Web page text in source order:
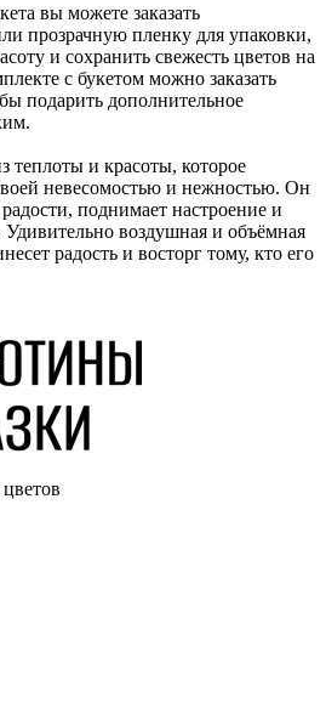
вы можете заказать
прозрачную пленку для упаковки,
и сохранить свежесть цветов на
с букетом можно заказать
подарить дополнительное
теплоты и красоты, которое
невесомостью и нежностью. Он
поднимает настроение и
воздушная и объёмная
радость и восторг тому, кто его